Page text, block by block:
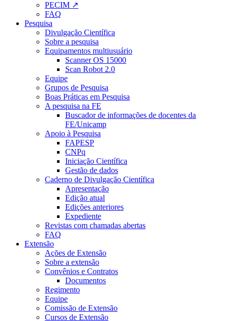
PECIM ↗
FAQ
Pesquisa
Divulgação Científica
Sobre a pesquisa
Equipamentos multiusuário
Scanner OS 15000
Scan Robot 2.0
Equipe
Grupos de Pesquisa
Boas Práticas em Pesquisa
A pesquisa na FE
Buscador de informações de docentes da
FE/Unicamp
Apoio à Pesquisa
FAPESP
CNPq
Iniciação Científica
Gestão de dados
Caderno de Divulgação Científica
Apresentação
Edição atual
Edições anteriores
Expediente
Revistas com chamadas abertas
FAQ
Extensão
Ações de Extensão
Sobre a extensão
Convênios e Contratos
Documentos
Regimento
Equipe
Comissão de Extensão
Cursos de Extensão